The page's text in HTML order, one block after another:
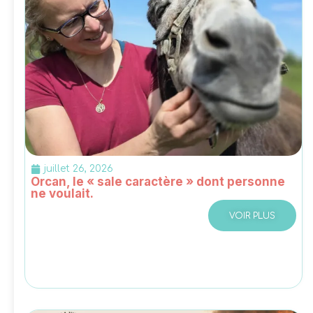
juillet 26, 2026
Orcan, le « sale caractère » dont personne
ne voulait.
VOIR PLUS